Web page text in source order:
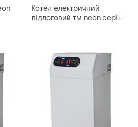
Котел електричний
підлоговий тм neon серії